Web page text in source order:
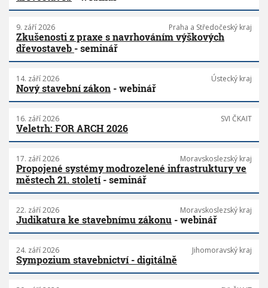
9. září 2026 Praha a Středočeský kraj
Zkušenosti z praxe s navrhováním výškových
dřevostaveb - seminář
14. září 2026 Ústecký kraj
Nový stavební zákon - webinář
16. září 2026 SVI ČKAIT
Veletrh: FOR ARCH 2026
17. září 2026 Moravskoslezský kraj
Propojené systémy modrozelené infrastruktury ve
městech 21. století- seminář
22. září 2026 Moravskoslezský kraj
Judikatura ke stavebnímu zákonu - webinář
24. září 2026 Jihomoravský kraj
Sympozium stavebnictví - digitálně